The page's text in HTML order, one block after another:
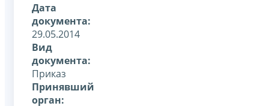
Дата
документа:
29.05.2014
Вид
документа:
Приказ
Принявший
орган: